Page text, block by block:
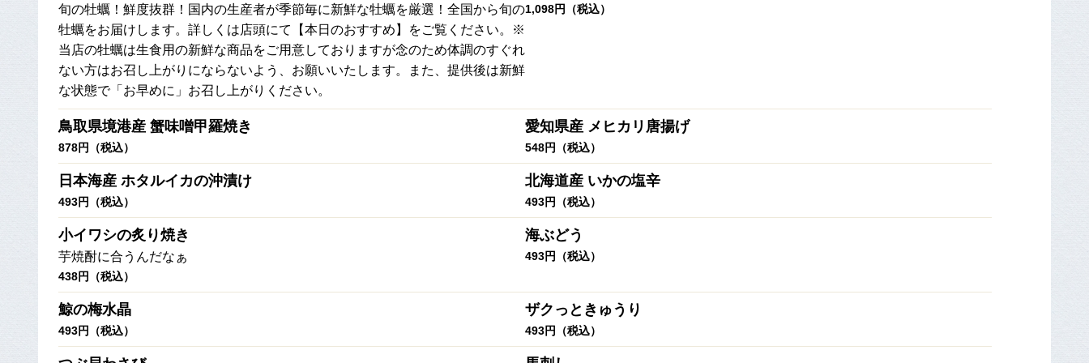
旬の牡蠣！鮮度抜群！国内の生産者が季節毎に新鮮な牡蠣を厳選！全国から旬の
牡蠣をお届けします。詳しくは店頭にて【本日のおすすめ】をご覧ください。※
当店の牡蠣は生食用の新鮮な商品をご用意しておりますが念のため体調のすぐれ
ない方はお召し上がりにならないよう、お願いいたします。また、提供後は新鮮
な状態で「お早めに」お召し上がりください。
1,098円（税込）
鳥取県境港産 蟹味噌甲羅焼き
878円（税込）
愛知県産 メヒカリ唐揚げ
548円（税込）
日本海産 ホタルイカの沖漬け
493円（税込）
北海道産 いかの塩辛
493円（税込）
小イワシの炙り焼き
芋焼酎に合うんだなぁ
438円（税込）
海ぶどう
493円（税込）
鯨の梅水晶
493円（税込）
ザクっときゅうり
493円（税込）